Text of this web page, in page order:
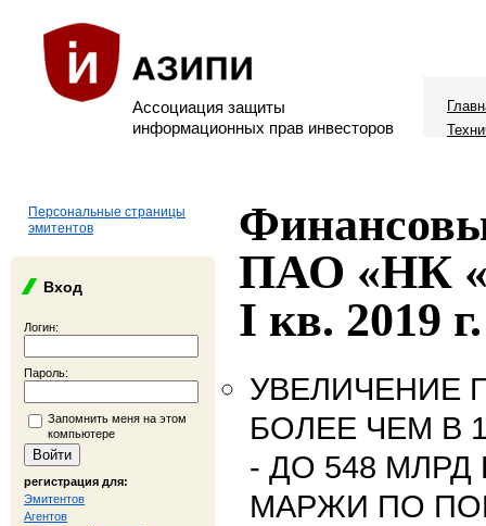
Ассоциация защиты
информационных прав инвесторов
Персональные страницы
эмитентов
Вход
Логин:
Пароль:
Запомнить меня на этом
компьютере
регистрация для:
Эмитентов
Агентов
ПАО «НК
I кв. 2019 г.
УВЕЛИЧЕНИЕ
БОЛЕЕ ЧЕМ В
- ДО 548
МАРЖИ ПО